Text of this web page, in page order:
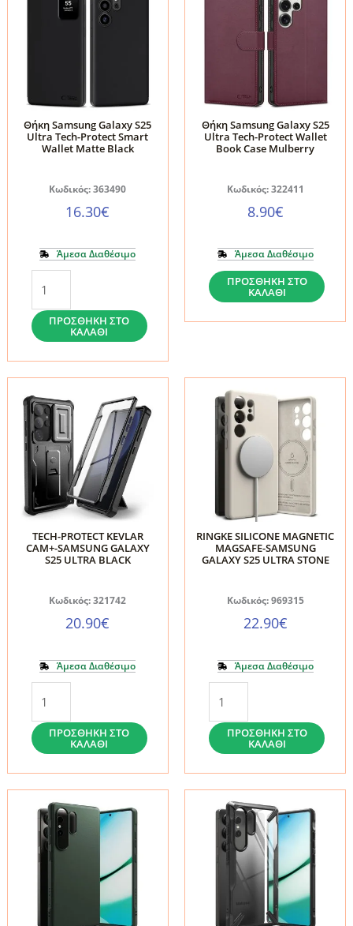
Θήκη Samsung Galaxy S25
Ultra Tech-Protect Smart
Wallet Matte Black
Κωδικός: 363490
16.30€
Άμεσα Διαθέσιμο
Galaxy
S25
Ultra
Tech-
Protect
Smart
Wallet
Matte
Black
ποσότητα
ΠΡΟΣΘΉΚΗ ΣΤΟ
ΚΑΛΆΘΙ
Θήκη Samsung Galaxy S25
Ultra Tech-Protect Wallet
Book Case Mulberry
Κωδικός: 322411
8.90€
Άμεσα Διαθέσιμο
Θήκη
Samsung
Galaxy
Tech-
Protect
Wallet
Book
Mulberry
ΠΡΟΣΘΉΚΗ ΣΤΟ
ΚΑΛΆΘΙ
TECH-PROTECT KEVLAR
CAM+-SAMSUNG GALAXY
S25 ULTRA BLACK
Κωδικός: 321742
20.90€
Άμεσα Διαθέσιμο
PROTECT
KEVLAR
CAM+-
SAMSUNG
GALAXY
S25
ULTRA
BLACK
ΠΡΟΣΘΉΚΗ ΣΤΟ
ΚΑΛΆΘΙ
RINGKE SILICONE MAGNETIC
MAGSAFE-SAMSUNG
GALAXY S25 ULTRA STONE
Κωδικός: 969315
22.90€
Άμεσα Διαθέσιμο
SILICONE
MAGNETIC
MAGSAFE-
SAMSUNG
GALAXY
S25
ULTRA
STONE
ποσότητα
ΠΡΟΣΘΉΚΗ ΣΤΟ
ΚΑΛΆΘΙ